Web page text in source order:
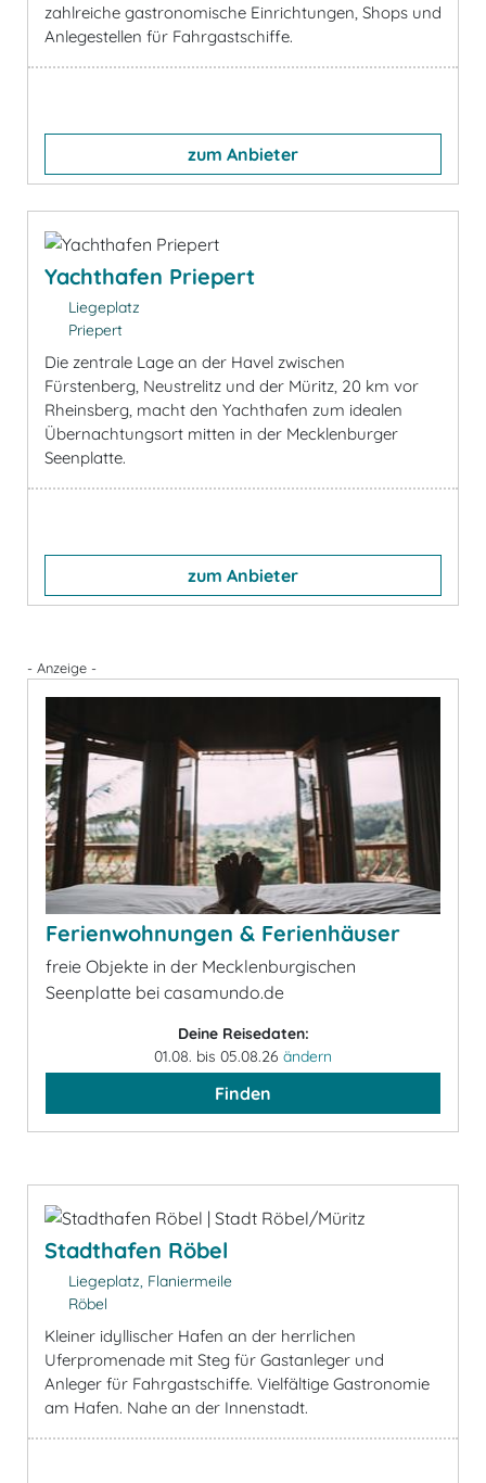
zahlreiche gastronomische Einrichtungen, Shops und
Anlegestellen für Fahrgastschiffe.
zum Anbieter
Yachthafen Priepert
Liegeplatz
Priepert
Die zentrale Lage an der Havel zwischen
Fürstenberg, Neustrelitz und der Müritz, 20 km vor
Rheinsberg, macht den Yachthafen zum idealen
Übernachtungsort mitten in der Mecklenburger
Seenplatte.
zum Anbieter
- Anzeige -
Ferienwohnungen & Ferienhäuser
freie Objekte in der Mecklenburgischen
Seenplatte bei casamundo.de
Deine Reisedaten:
01.08. bis 05.08.26 ändern
Finden
Stadthafen Röbel
Liegeplatz, Flaniermeile
Röbel
Kleiner idyllischer Hafen an der herrlichen
Uferpromenade mit Steg für Gastanleger und
Anleger für Fahrgastschiffe. Vielfältige Gastronomie
am Hafen. Nahe an der Innenstadt.